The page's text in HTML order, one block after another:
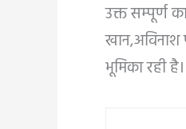
उक्त सम्पूर्ण
खान,अविनाश
भूमिका रही है।